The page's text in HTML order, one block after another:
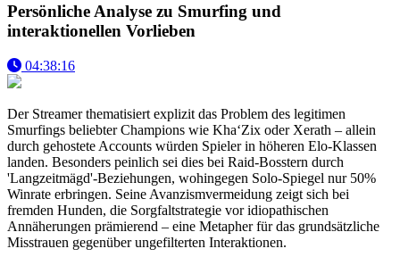
Persönliche Analyse zu Smurfing und
interaktionellen Vorlieben
04:38:16
Der Streamer thematisiert explizit das Problem des legitimen
Smurfings beliebter Champions wie Kha‘Zix oder Xerath – allein
durch gehostete Accounts würden Spieler in höheren Elo-Klassen
landen. Besonders peinlich sei dies bei Raid-Bosstern durch
'Langzeitmägd'-Beziehungen, wohingegen Solo-Spiegel nur 50%
Winrate erbringen. Seine Avanzismvermeidung zeigt sich bei
fremden Hunden, die Sorgfaltstrategie vor idiopathischen
Annäherungen prämierend – eine Metapher für das grundsätzliche
Misstrauen gegenüber ungefilterten Interaktionen.